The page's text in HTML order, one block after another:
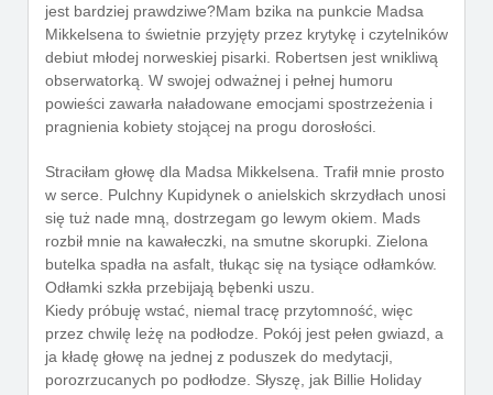
jest bardziej prawdziwe?Mam bzika na punkcie Madsa
Mikkelsena to świetnie przyjęty przez krytykę i czytelników
debiut młodej norweskiej pisarki. Robertsen jest wnikliwą
obserwatorką. W swojej odważnej i pełnej humoru
powieści zawarła naładowane emocjami spostrzeżenia i
pragnienia kobiety stojącej na progu dorosłości.
Straciłam głowę dla Madsa Mikkelsena. Trafił mnie prosto
w serce. Pulchny Kupidynek o anielskich skrzydłach unosi
się tuż nade mną, dostrzegam go lewym okiem. Mads
rozbił mnie na kawałeczki, na smutne skorupki. Zielona
butelka spadła na asfalt, tłukąc się na tysiące odłamków.
Odłamki szkła przebijają bębenki uszu.
Kiedy próbuję wstać, niemal tracę przytomność, więc
przez chwilę leżę na podłodze. Pokój jest pełen gwiazd, a
ja kładę głowę na jednej z poduszek do medytacji,
porozrzucanych po podłodze. Słyszę, jak Billie Holiday